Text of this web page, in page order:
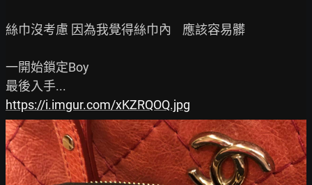
絲巾沒考慮 因為我覺得絲巾內    應該容易髒
一開始鎖定Boy
https://i.imgur.com/xKZRQOQ.jpg